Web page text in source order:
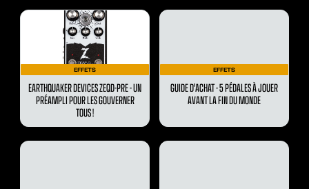
EFFETS
EARTHQUAKER DEVICES ZEQD-PRE - UN
PRÉAMPLI POUR LES GOUVERNER
TOUS !
EFFETS
GUIDE D'ACHAT - 5 PÉDALES À JOUER
AVANT LA FIN DU MONDE